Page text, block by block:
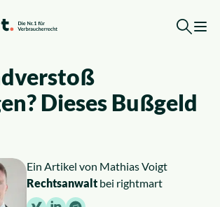
kostenlos prüfen
Dieses Bußgeld
Ein Artikel von Mathias Voigt
Rechtsanwaltbei rightmart